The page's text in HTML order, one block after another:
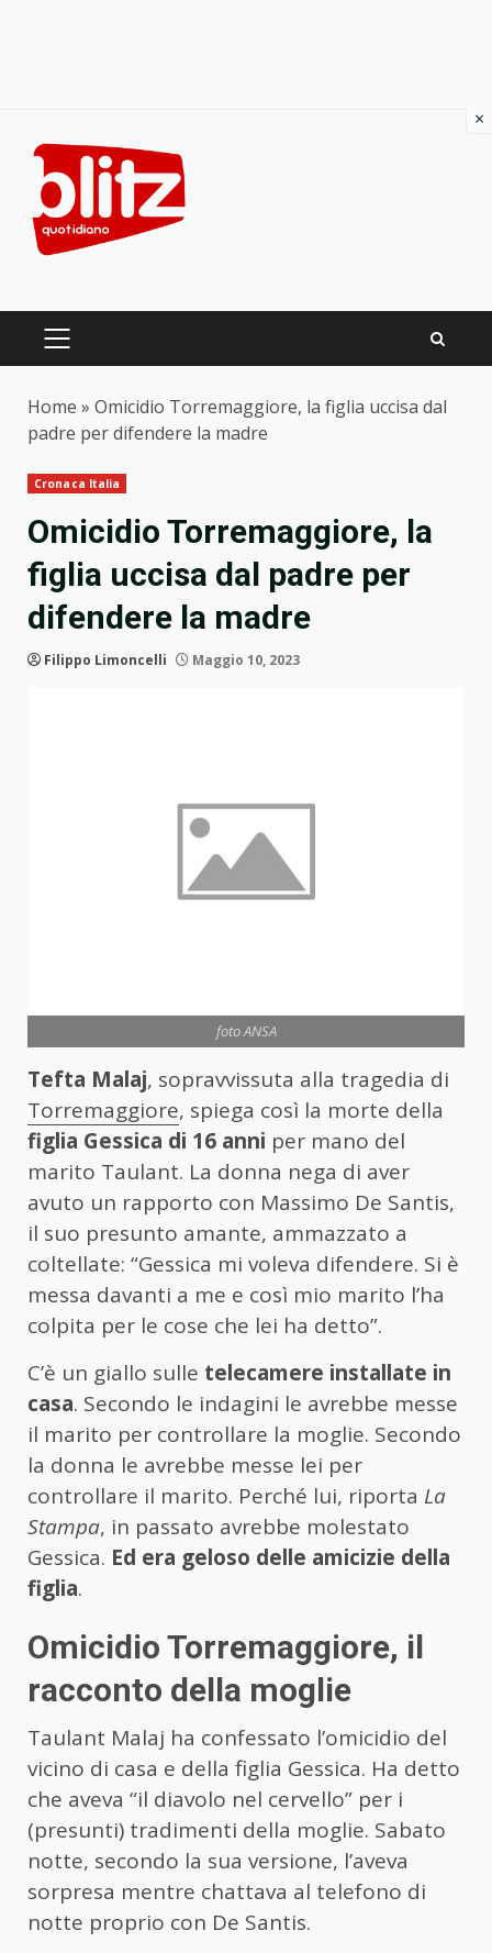
content
PRIMARY
Home » Omicidio Torremaggiore, la figlia uccisa dal
padre per difendere la madre
Cronaca Italia
Omicidio Torremaggiore, la
figlia uccisa dal padre per
difendere la madre
Filippo Limoncelli Maggio 10, 2023
foto ANSA
Tefta Malaj, sopravvissuta alla tragedia di
Torremaggiore, spiega così la morte della
figlia Gessica di 16 anni per mano del
marito Taulant. La donna nega di aver
avuto un rapporto con Massimo De Santis,
il suo presunto amante, ammazzato a
coltellate: “Gessica mi voleva difendere. Si è
messa davanti a me e così mio marito l’ha
colpita per le cose che lei ha detto”.
C’è un giallo sulle telecamere installate in
casa. Secondo le indagini le avrebbe messe
il marito per controllare la moglie. Secondo
la donna le avrebbe messe lei per
controllare il marito. Perché lui, riporta La
Stampa, in passato avrebbe molestato
Gessica. Ed era geloso delle amicizie della
figlia.
Omicidio Torremaggiore, il
racconto della moglie
Taulant Malaj ha confessato l’omicidio del
vicino di casa e della figlia Gessica. Ha detto
che aveva “il diavolo nel cervello” per i
(presunti) tradimenti della moglie. Sabato
notte, secondo la sua versione, l’aveva
sorpresa mentre chattava al telefono di
notte proprio con De Santis.
×